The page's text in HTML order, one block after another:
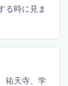
る時に見ま
祐天寺、学